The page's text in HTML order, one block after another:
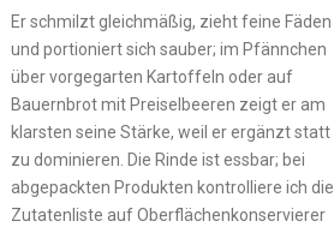
Er schmilzt gleichmäßig, zieht feine Fäden
und portioniert sich sauber; im Pfännchen
über vorgegarten Kartoffeln oder auf
Bauernbrot mit Preiselbeeren zeigt er am
klarsten seine Stärke, weil er ergänzt statt
zu dominieren. Die Rinde ist essbar; bei
abgepackten Produkten kontrolliere ich die
Zutatenliste auf Oberflächenkonservierer